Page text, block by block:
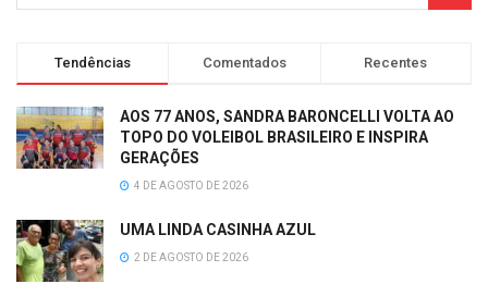
Tendências Comentados Recentes
AOS 77 ANOS, SANDRA BARONCELLI VOLTA AO
TOPO DO VOLEIBOL BRASILEIRO E INSPIRA
GERAÇÕES
4 DE AGOSTO DE 2026
UMA LINDA CASINHA AZUL
2 DE AGOSTO DE 2026